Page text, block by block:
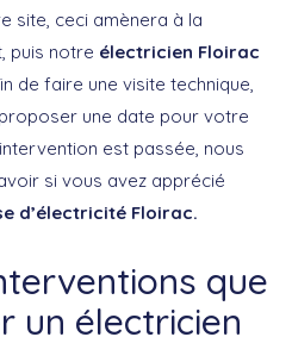
site, ceci amènera à la
puis notre électricien Floirac
de faire une visite technique,
une date pour votre
est passée, nous
si vous avez apprécié
d’électricité Floirac.
que
un électricien